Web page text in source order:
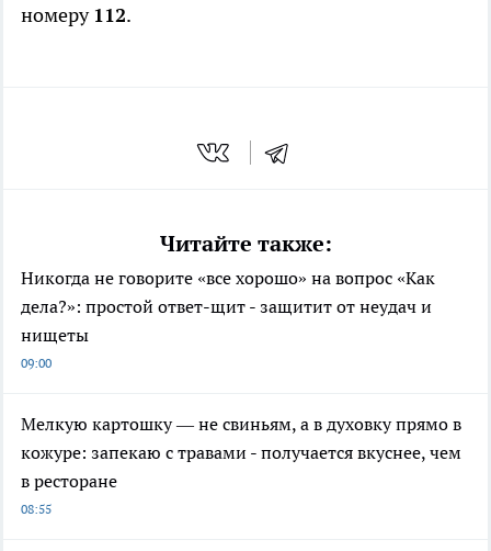
номеру 112.
Читайте также:
Никогда не говорите «все хорошо» на вопрос «Как
дела?»: простой ответ-щит - защитит от неудач и
нищеты
09:00
Мелкую картошку — не свиньям, а в духовку прямо в
кожуре: запекаю с травами - получается вкуснее, чем
в ресторане
08:55